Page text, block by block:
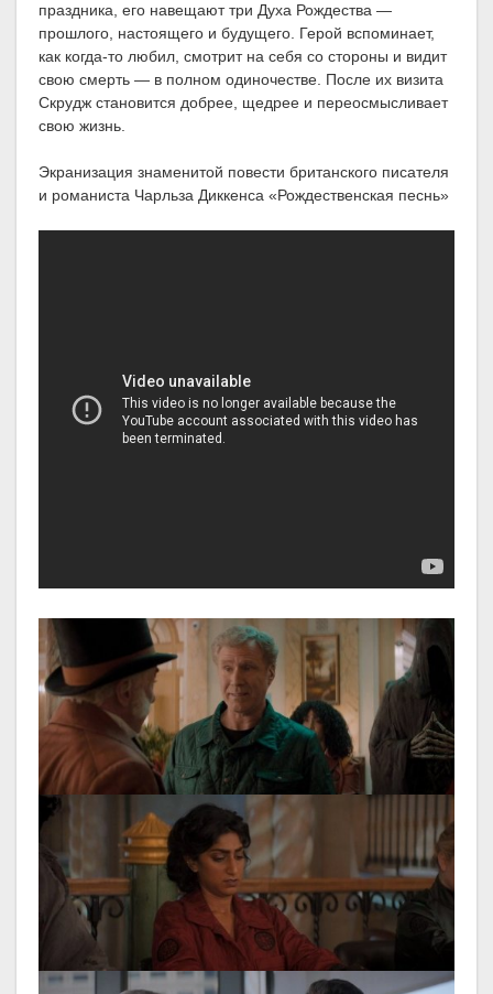
праздника, его навещают три Духа Рождества —
прошлого, настоящего и будущего. Герой вспоминает,
как когда-то любил, смотрит на себя со стороны и видит
свою смерть — в полном одиночестве. После их визита
Скрудж становится добрее, щедрее и переосмысливает
свою жизнь.
Экранизация знаменитой повести британского писателя
и романиста Чарльза Диккенса «Рождественская песнь»